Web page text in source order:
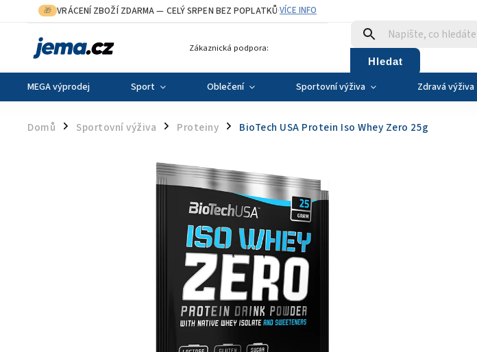
🎁 VRÁCENÍ ZBOŽÍ ZDARMA— CELÝ SRPEN BEZ POPLATKŮ·VÍCE INFO
Zákaznická podpora:
Hledat
MEGA výprodej Sport Oblečení Sportovní výživa Zdravá výživa
Domů / Sportovní výživa / Proteiny / BioTech USA Protein Iso Whey Zero 25g